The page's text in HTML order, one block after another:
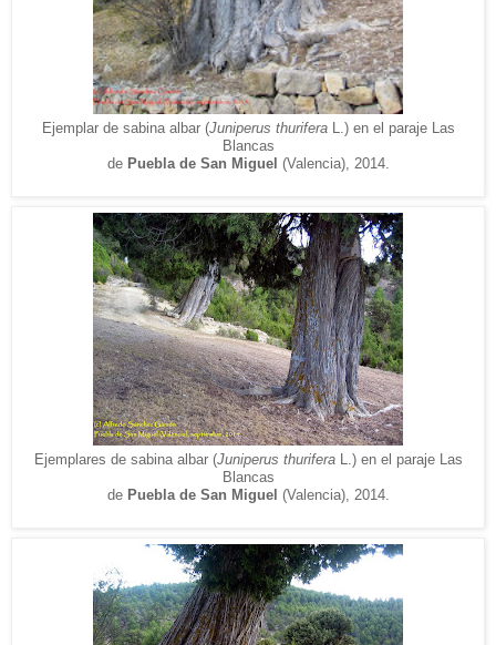
Ejemplar de sabina albar (Juniperus thuriferaL.) en el paraje Las
Blancas
de Puebla de San Miguel (Valencia), 2014.
Ejemplares de sabina albar (Juniperus thuriferaL.) en el paraje Las
Blancas
de Puebla de San Miguel (Valencia), 2014.